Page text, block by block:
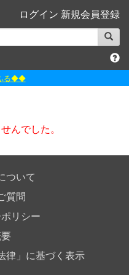
ログイン 新規会員登録
る◆◆
ｮｯﾌﾟX
んでした。
ついて
質問
リシー
律」に基づく表示